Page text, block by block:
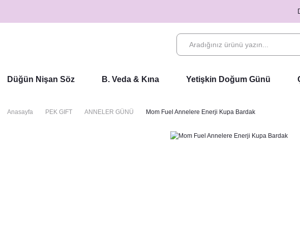
Düğün Nişan Söz B. Veda & Kına Yetişkin Doğum Günü
Anasayfa PEK GIFT ANNELER GÜNÜ Mom Fuel Annelere Enerji Kupa Bardak